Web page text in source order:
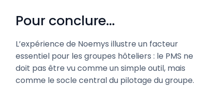
Pour conclure...
L’expérience de Noemys illustre un facteur
essentiel pour les groupes hôteliers : le PMS ne
doit pas être vu comme un simple outil, mais
comme le socle central du pilotage du groupe.